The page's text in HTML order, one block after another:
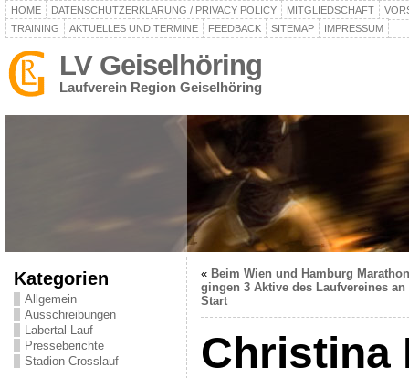
HOME DATENSCHUTZERKLÄRUNG / PRIVACY POLICY MITGLIEDSCHAFT
TRAINING
AKTUELLES UND TERMINE FEEDBACK SITEMAP IMPRESSUM
LV Geiselhöring
Laufverein Region Geiselhöring
Kategorien
Allgemein
Ausschreibungen
Labertal-Lauf
Presseberichte
Stadion-Crosslauf
« Beim Wien und Hamburg Marathon
gingen 3 Aktive des Laufvereines an
Start
Christina